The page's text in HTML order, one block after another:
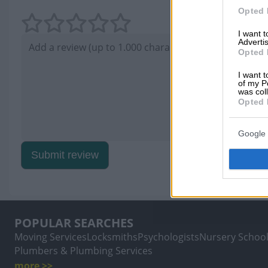
Opted
I want
Opted
I want
of my
was
Opted
Google
Submit review
POPULAR SEARCHES
Moving ServicesLocksmithsPsychologistsNursery
Plumbers & Plumbing Services